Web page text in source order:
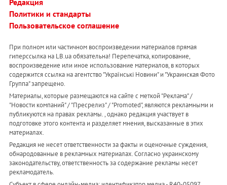
Редакция
Политики и стандарты
Пользовательское соглашение
При полном или частичном воспроизведении материалов прямая
гиперссылка на LB.ua обязательна! Перепечатка, копирование,
воспроизведение или иное использование материалов, в которых
содержится ссылка на агентство "Українськi Новини" и "Украинская Фото
Группа" запрещено.
Материалы, которые размещаются на сайте с меткой "Реклама" /
"Новости компаний" / "Пресрелиз" / "Promoted", являются рекламными и
публикуются на правах рекламы. , однако редакция участвует в
подготовке этого контента и разделяет мнения, высказанные в этих
материалах.
Редакция не несет ответственности за факты и оценочные суждения,
обнародованные в рекламных материалах. Согласно украинскому
законодательству, ответственность за содержание рекламы несет
рекламодатель.